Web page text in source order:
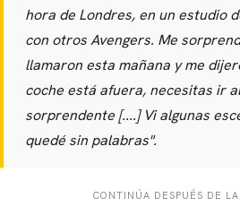
hora de Londres, en un estudio
con otros Avengers. Me
llamaron esta mañana y me
coche está afuera, necesitas ir
sorprendente [....] Vi algunas
quedé sin palabras".
CONTINÚA DESPUÉS DE